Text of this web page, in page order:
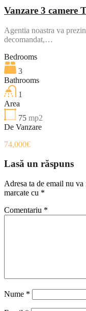
Vanzare 3 camere
Agentia noastra va
decomandat,…
Bedrooms
3
Bathrooms
1
Area
75 mp2
De Vanzare
74,000€
Lasă un răspuns
Adresa ta de email nu
marcate cu *
Comentariu *
Nume *